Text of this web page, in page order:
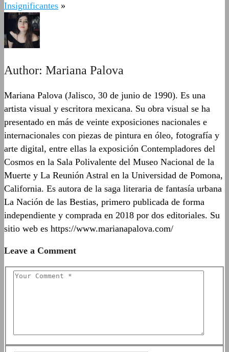
Insignificantes »
Author: Mariana Palova
Mariana Palova (Jalisco, 30 de junio de 1990). Es una
artista visual y escritora mexicana. Su obra visual se ha
presentado en más de veinte exposiciones nacionales e
internacionales con piezas de pintura en óleo, fotografía y
arte digital, entre ellas la exposición Contempladores del
Cosmos en la Sala Polivalente del Museo Nacional de la
Muerte​ y La Reunión Astral en la Universidad de Pomona,
California. Es autora de la saga literaria de fantasía urbana​
La Nación de las Bestias, primero publicada de forma
independiente y comprada en 2018 por dos editoriales. Su
sitio web es https://www.marianapalova.com/
Leave a Comment